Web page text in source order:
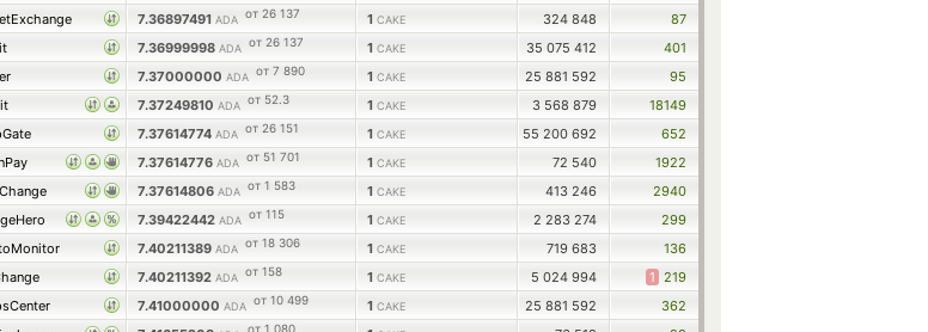
7.36897491 ADA от 26 137 1 CAKE 324 848
87
7.36999998 ADA от 26 137 1 CAKE 35 075 412
401
7.37000000 ADA от 7 890 1 CAKE 25 881 592
95
7.37249810 ADA от 52.3 1 CAKE 3 568 879
18149
7.37614774 ADA от 26 151 1 CAKE 55 200 692
652
7.37614776 ADA от 51 701 1 CAKE 72 540
1922
7.37614806 ADA от 1 583 1 CAKE 413 246
2940
7.39422442 ADA от 115 1 CAKE 2 283 274
299
7.40211389 ADA от 18 306 1 CAKE 719 683
136
7.40211392 ADA от 158 1 CAKE 5 024 994 1 219
7.41000000 ADA от 10 499 1 CAKE 25 881 592
362
от 1 080